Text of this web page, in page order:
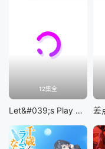
12集全
Let&#039;s Play 充满挑战的人生